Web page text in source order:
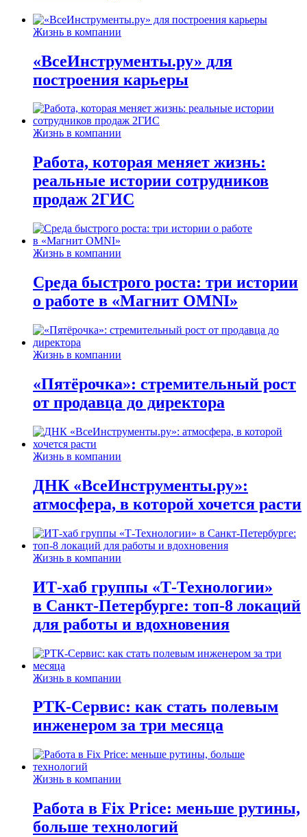
Жизнь в компании
«ВсеИнструменты.ру» для
построения карьеры
Жизнь в компании
Работа, которая меняет жизнь:
реальные истории сотрудников
продаж 2ГИС
Жизнь в компании
Среда быстрого роста: три истории
о работе в «Магнит OMNI»
Жизнь в компании
«Пятёрочка»: стремительный рост
от продавца до директора
Жизнь в компании
ДНК «ВсеИнструменты.ру»:
атмосфера, в которой хочется расти
Жизнь в компании
ИТ-хаб группы «Т-Технологии»
в Санкт-Петербурге: топ-8 локаций
для работы и вдохновения
Жизнь в компании
РТК-Сервис: как стать полевым
инженером за три месяца
Жизнь в компании
Работа в Fix Price: меньше рутины,
больше технологий